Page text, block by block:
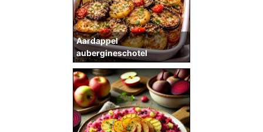
Aardappel
aubergineschotel